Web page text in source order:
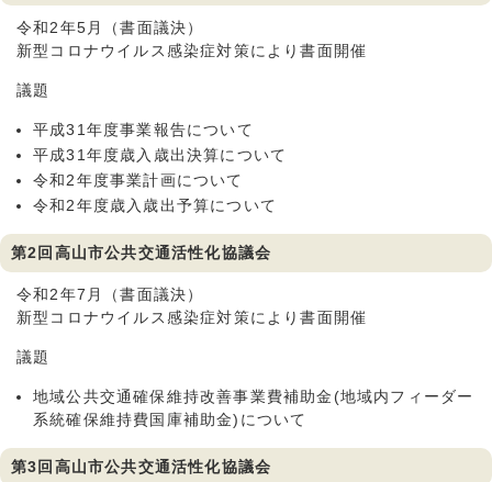
令和2年5月（書面議決）
新型コロナウイルス感染症対策により書面開催
議題
平成31年度事業報告について
平成31年度歳入歳出決算について
令和2年度事業計画について
令和2年度歳入歳出予算について
第2回高山市公共交通活性化協議会
令和2年7月（書面議決）
新型コロナウイルス感染症対策により書面開催
議題
地域公共交通確保維持改善事業費補助金(地域内フィーダー
系統確保維持費国庫補助金)について
第3回高山市公共交通活性化協議会